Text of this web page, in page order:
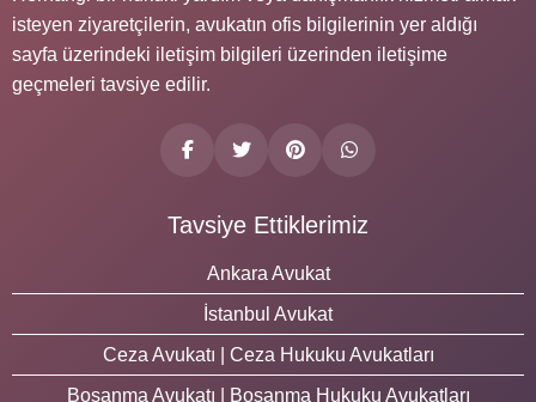
isteyen ziyaretçilerin, avukatın ofis bilgilerinin yer aldığı
sayfa üzerindeki iletişim bilgileri üzerinden iletişime
geçmeleri tavsiye edilir.
Tavsiye Ettiklerimiz
Ankara Avukat
İstanbul Avukat
Ceza Avukatı | Ceza Hukuku Avukatları
Boşanma Avukatı | Boşanma Hukuku Avukatları